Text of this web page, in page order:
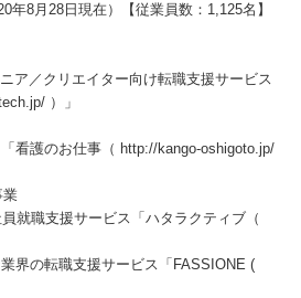
年8月28日現在）【従業員数：1,125名】
ア／クリエイター向け転職支援サービス
）」
看護のお仕事（ http://kango-oshigoto.jp/
業
就職支援サービス「ハタラクティブ（
界の転職支援サービス「FASSIONE (